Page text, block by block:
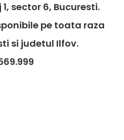
sector 6, Bucuresti.
pe toata raza
si judetul Ilfov.